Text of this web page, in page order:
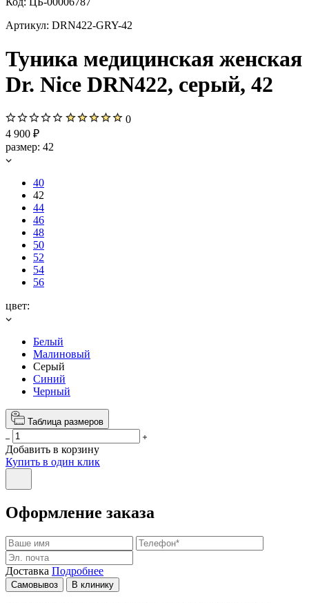
Артикул: DRN422-GRY-42
Туника медицинская женская
Dr. Nice DRN422, серый, 42
0
4 900 ₽
размер: 42
40
42
44
46
48
50
52
54
56
цвет:
Белый
Малиновый
Серый
Синий
Черный
Таблица размеров
Добавить в корзину
Купить в один клик
Оформление заказа
Доставка Подробнее
Самовывоз В клинику